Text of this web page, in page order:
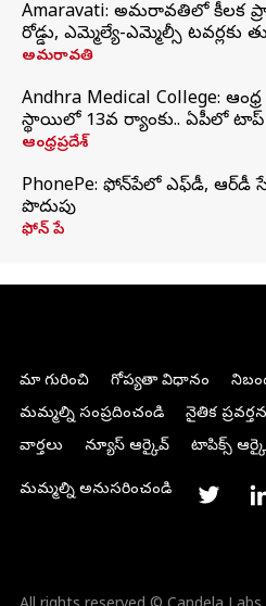
Amaravati: అమరావతిలో కీలక
రోడ్డు, ఎమ్మెల్యే-ఎమ్మెల్సీ టవర్లకు
అమరావతి
Andhra Medical College:
స్థాయిలో 13వ ర్యాంకు.. ఏపీలో టాప్
ఆంధ్రప్రదేశ్
PhonePe: ఫోన్‌పేలో ఎఫ్‌డీ, ఆర్‌డీ
పొదుపు
ఫోన్‌ పే
మా గురించి గోప్యతా విధానం
మమ్మల్ని సంప్రదించండి
నైతిక ప్రవర్తన
వార్తలు
న్యూస్ ఆర్కైవ్ టాపిక్స్
మమ్మల్ని అనుసరించండి